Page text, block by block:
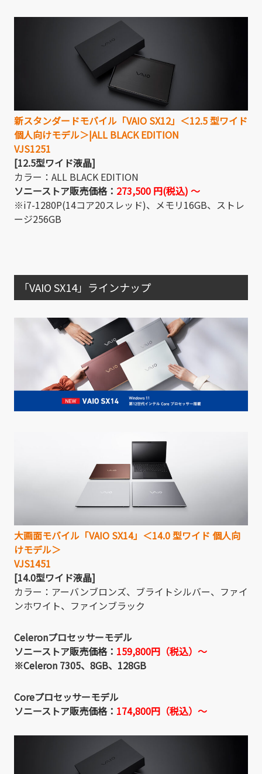
新スタンダードモバイル「VAIO SX12」＜12.5 型ワイド
個人向けモデル＞|ALL BLACK EDITION
VJS1251
[12.5型ワイド液晶]
カラー：ALL BLACK EDITION
ソニーストア販売価格： 273,500 円(税込) 〜
※i7-1280P(14コア20スレッド)、メモリ16GB、ストレ
ージ256GB
「VAIO SX14」ラインナップ
大画面モバイル「VAIO SX14」＜14.0 型ワイド 個人向
けモデル＞
VJS1451
[14.0型ワイド液晶]
カラー：アーバンブロンズ、ブライトシルバー、ファイ
ンホワイト、ファインブラック
Celeronプロセッサーモデル
ソニーストア販売価格： 159,800円（税込）～
※Celeron 7305、8GB、128GB
Coreプロセッサーモデル
ソニーストア販売価格： 174,800円（税込）～